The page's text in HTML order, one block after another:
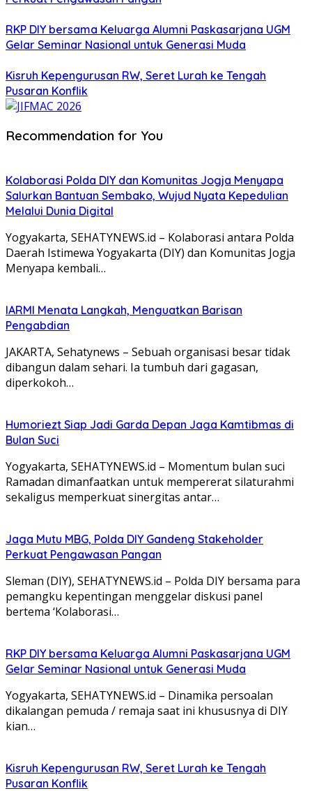
RKP DIY bersama Keluarga Alumni Paskasarjana UGM
Gelar Seminar Nasional untuk Generasi Muda
Kisruh Kepengurusan RW, Seret Lurah ke Tengah
Pusaran Konflik
Recommendation for You
Kolaborasi Polda DIY dan Komunitas Jogja Menyapa
Salurkan Bantuan Sembako, Wujud Nyata Kepedulian
Melalui Dunia Digital
Yogyakarta, SEHATYNEWS.id – Kolaborasi antara Polda
Daerah Istimewa Yogyakarta (DIY) dan Komunitas Jogja
Menyapa kembali…
IARMI Menata Langkah, Menguatkan Barisan
Pengabdian
JAKARTA, Sehatynews – Sebuah organisasi besar tidak
dibangun dalam sehari. Ia tumbuh dari gagasan,
diperkokoh…
Humoriezt Siap Jadi Garda Depan Jaga Kamtibmas di
Bulan Suci
Yogyakarta, SEHATYNEWS.id – Momentum bulan suci
Ramadan dimanfaatkan untuk mempererat silaturahmi
sekaligus memperkuat sinergitas antar…
Jaga Mutu MBG, Polda DIY Gandeng Stakeholder
Perkuat Pengawasan Pangan
Sleman (DIY), SEHATYNEWS.id – Polda DIY bersama para
pemangku kepentingan menggelar diskusi panel
bertema ‘Kolaborasi…
RKP DIY bersama Keluarga Alumni Paskasarjana UGM
Gelar Seminar Nasional untuk Generasi Muda
Yogyakarta, SEHATYNEWS.id – Dinamika persoalan
dikalangan pemuda / remaja saat ini khususnya di DIY
kian…
Kisruh Kepengurusan RW, Seret Lurah ke Tengah
Pusaran Konflik